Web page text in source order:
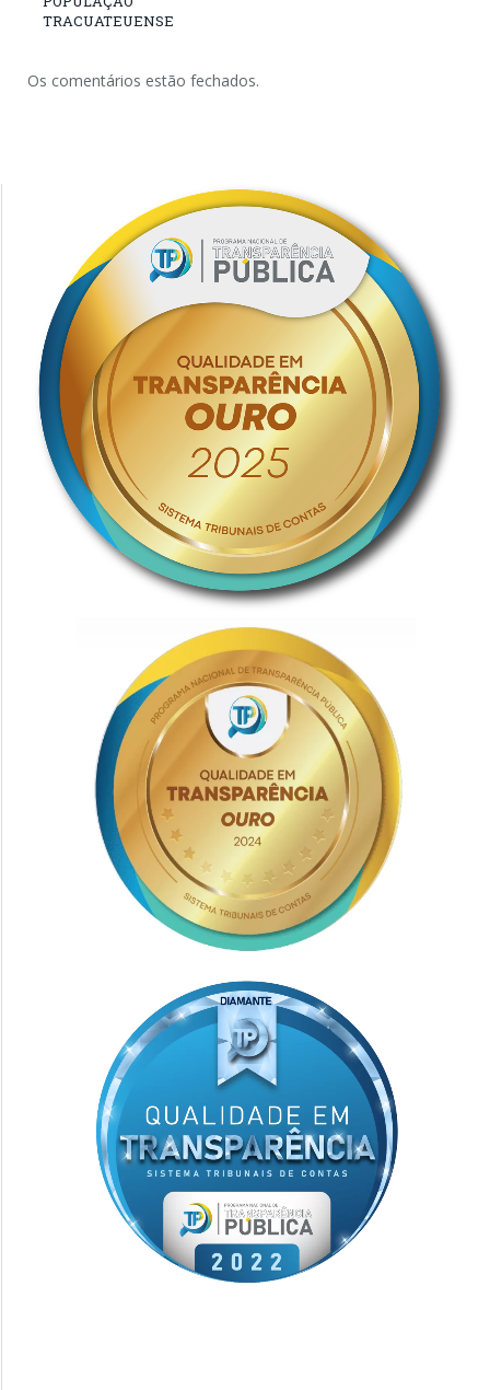
TRACUATEUENSE
Os comentários estão fechados.